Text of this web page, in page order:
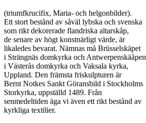
(triumfkrucifix, Maria- och helgonbilder).
Ett stort bestånd av såväl lybska och svenska
som rikt dekorerade flandriska altarskåp,
de senare av högt konstnärligt värde, är
likaledes bevarat. Nämnas må Brüsselskäpet
i Strängnäs domkyrka och Antwerpenskäåpen
i Västerås domkyrka och Vaksala kyrka,
Uppland. Den främsta friskulpturen är
Bernt Notkes Sankt Göransbild i Stockholms
Storkyrka, uppställd 1489. Från
senmedeltiden äga vi även ett rikt bestånd av
kyrkliga textilier.